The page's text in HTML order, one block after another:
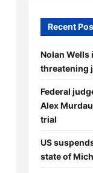
Recent
Nolan Wells
threatening
Federal
Alex
trial
US
state of